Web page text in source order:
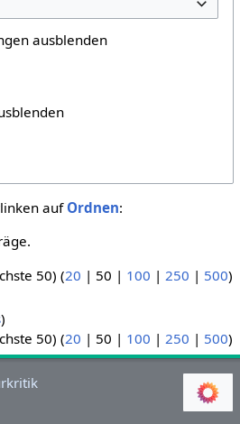
ausblenden
auf Ordnen:
50) (20 | 50 | 100 | 250 | 500)
)
50) (20 | 50 | 100 | 250 | 500)